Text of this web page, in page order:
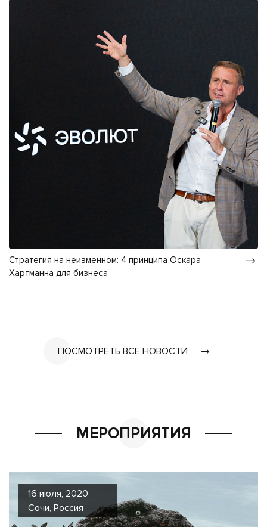
Стратегия на неизменном: 4 принципа Оскара
Хартманна для бизнеса
ПОСМОТРЕТЬ ВСЕ НОВОСТИ
МЕРОПРИЯТИЯ
16 июля, 2020
Сочи, Россия